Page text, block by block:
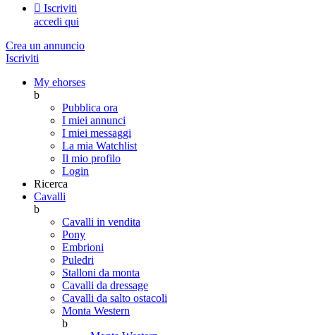
 Iscriviti
accedi qui
Crea un annuncio
Iscriviti
My ehorses
b
Pubblica ora
I miei annunci
I miei messaggi
La mia Watchlist
Il mio profilo
Login
Ricerca
Cavalli
b
Cavalli in vendita
Pony
Embrioni
Puledri
Stalloni da monta
Cavalli da dressage
Cavalli da salto ostacoli
Monta Western
b